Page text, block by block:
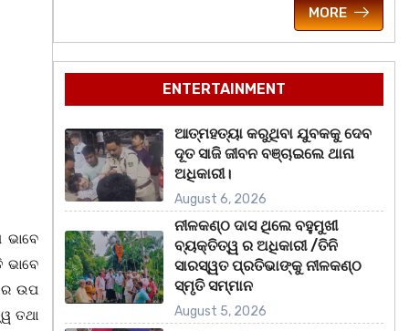
ଭାବେ
ଭାବେ
ର ଉପ
ତଥା
MORE
ENTERTAINMENT
ଆତ୍ମହତ୍ୟା କରୁଥିବା ଯୁବକକୁ ଦେବ
ଦୂତ ସାଜି ଜୀବନ ବଞ୍ଚାଇଲେ ଥାନା
ଅଧିକାରୀ।
August 6, 2026
ନୀଳକଣ୍ଠ ଦାସ ଥିଲେ ବହୁମୁଖୀ
ବ୍ୟକ୍ତିତ୍ୱ ର ଅଧିକାରୀ /ତିନି
ସାରସ୍ୱତ ପ୍ରତିଭାଙ୍କୁ ନୀଳକଣ୍ଠ
ସ୍ମୃତି ସମ୍ମାନ
August 5, 2026